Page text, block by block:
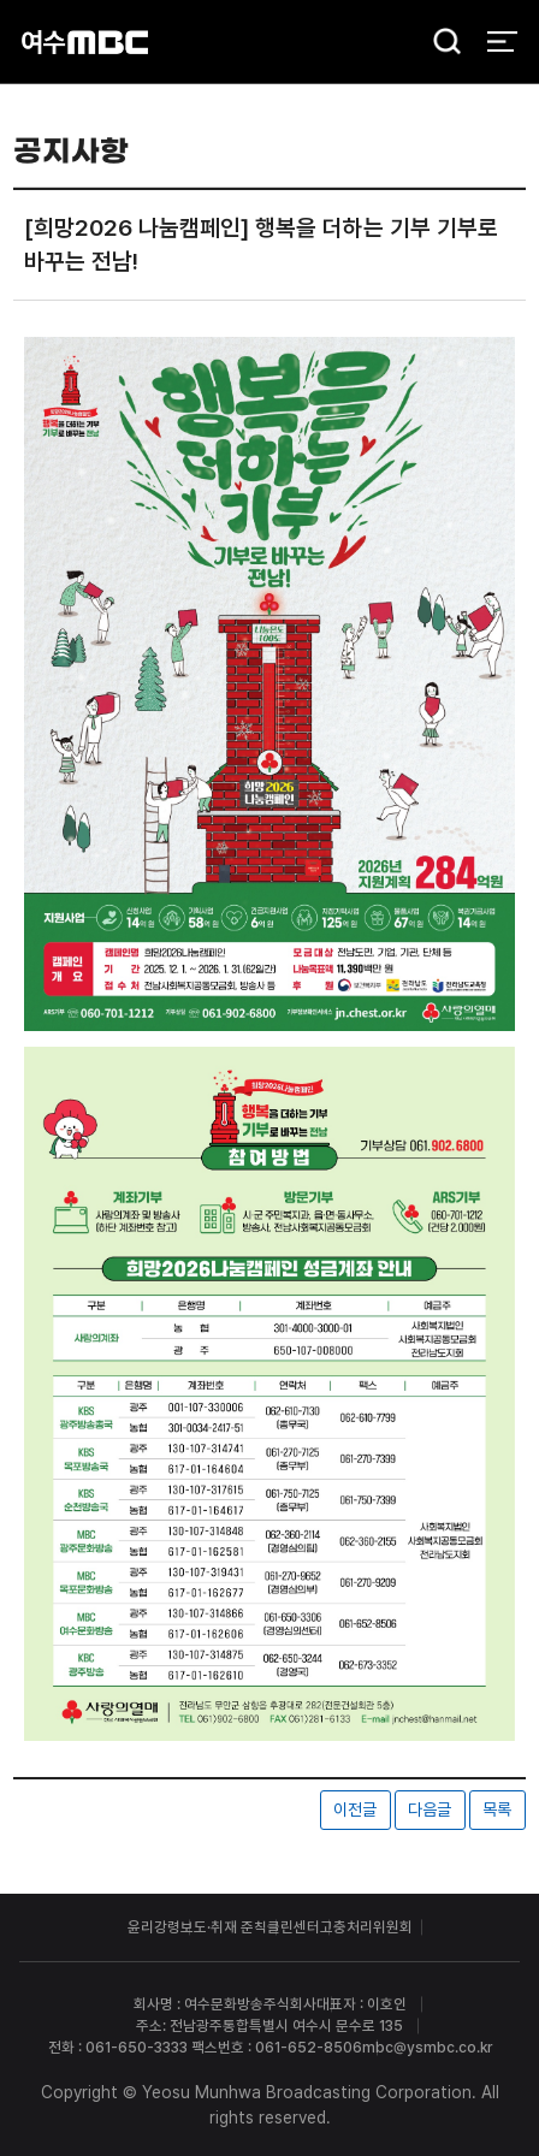
검
공지사항
[희망2026 나눔캠페인] 행복을 더하는 기부 기부로
바꾸는 전남!
이전글 다음글 목록
윤리강령보도·취재 준칙클린센터고충처리위원회
회사명 : 여수문화방송주식회사대표자 : 이호인
주소: 전남광주통합특별시 여수시 문수로 135
전화 : 061-650-3333 팩스번호 : 061-652-8506mbc@ysmbc.co.kr
Copyright © Yeosu Munhwa Broadcasting Corporation. All
rights reserved.